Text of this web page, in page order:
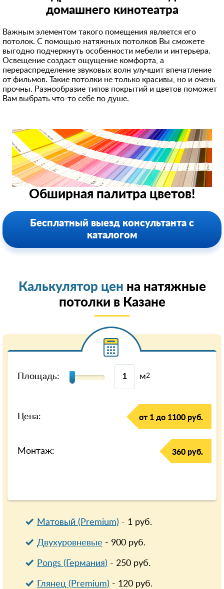
домашнего кинотеатра
Важным элементом такого помещения является его
потолок. С помощью натяжных потолков Вы сможете
выгодно подчеркнуть особенности мебели и интерьера.
Освещение создаст ощущение комфорта, а
перераспределение звуковых волн улучшит впечатление
от фильмов. Такие потолки не только красивы, но и очень
прочны. Разнообразие типов покрытий и цветов поможет
Вам выбрать что-то себе по душе.
Обширная палитра цветов!
Бесплатный выезд консультанта с
каталогом
Калькулятор цен на натяжные
потолки в Казанe
Площадь: м2
Цена: от 1 до 1100 руб.
Монтаж: 360 руб.
Матовый (Premium) - 1руб.
Двухуровневые - 900руб.
Pongs (Германия) - 250руб.
Глянец (Premium) - 120руб.